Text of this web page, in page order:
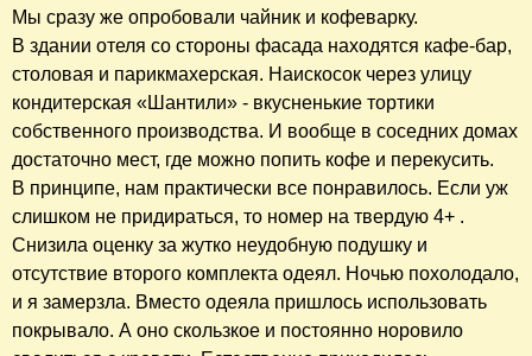
Мы сразу же опробовали чайник и кофеварку.
В здании отеля со стороны фасада находятся кафе-бар,
столовая и парикмахерская. Наискосок через улицу
кондитерская «Шантили» - вкусненькие тортики
собственного производства. И вообще в соседних домах
достаточно мест, где можно попить кофе и перекусить.
В принципе, нам практически все понравилось. Если уж
слишком не придираться, то номер на твердую 4+ .
Снизила оценку за жутко неудобную подушку и
отсутствие второго комплекта одеял. Ночью похолодало,
и я замерзла. Вместо одеяла пришлось использовать
покрывало. А оно скользкое и постоянно норовило